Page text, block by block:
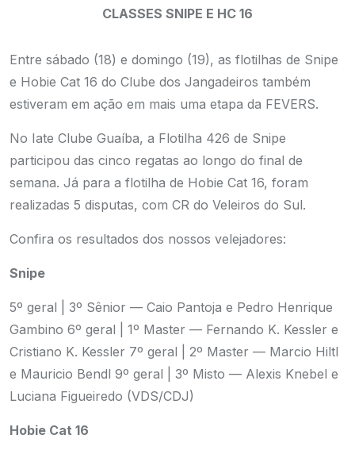
CLASSES SNIPE E HC 16
Entre sábado (18) e domingo (19), as flotilhas de Snipe
e Hobie Cat 16 do Clube dos Jangadeiros também
estiveram em ação em mais uma etapa da FEVERS.
No Iate Clube Guaíba, a Flotilha 426 de Snipe
participou das cinco regatas ao longo do final de
semana. Já para a flotilha de Hobie Cat 16, foram
realizadas 5 disputas, com CR do Veleiros do Sul.
Confira os resultados dos nossos velejadores:
Snipe
5º geral | 3º Sênior — Caio Pantoja e Pedro Henrique
Gambino 6º geral | 1º Master — Fernando K. Kessler e
Cristiano K. Kessler 7º geral | 2º Master — Marcio Hiltl
e Mauricio Bendl 9º geral | 3º Misto — Alexis Knebel e
Luciana Figueiredo (VDS/CDJ)
Hobie Cat 16